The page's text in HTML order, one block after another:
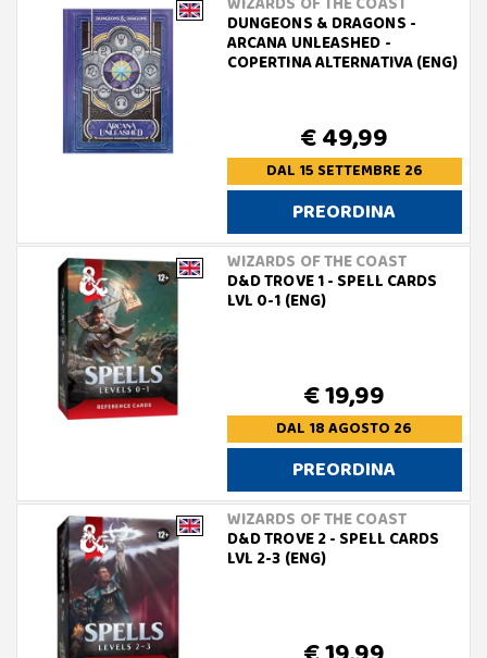
DUNGEONS & DRAGONS -
ARCANA UNLEASHED -
COPERTINA ALTERNATIVA (ENG)
€ 49,99
DAL 15 SETTEMBRE 26
PREORDINA
WIZARDS OF THE COAST
D&D TROVE 1 - SPELL CARDS
LVL 0-1 (ENG)
€ 19,99
DAL 18 AGOSTO 26
PREORDINA
WIZARDS OF THE COAST
D&D TROVE 2 - SPELL CARDS
LVL 2-3 (ENG)